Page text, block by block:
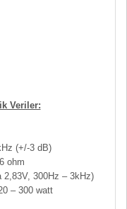
Veriler:
(+/-3 dB)
ohm
2,83V, 300Hz – 3kHz)
– 300 watt